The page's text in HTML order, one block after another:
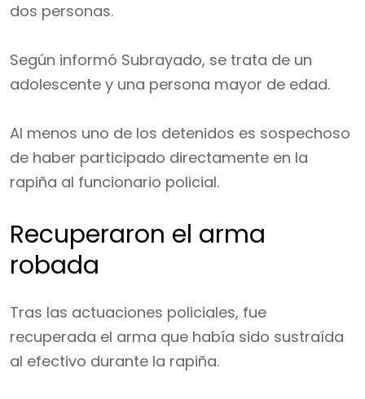
dos personas.
Según informó Subrayado, se trata de un
adolescente y una persona mayor de edad.
Al menos uno de los detenidos es sospechoso
de haber participado directamente en la
rapiña al funcionario policial.
Recuperaron el arma
robada
Tras las actuaciones policiales, fue
recuperada el arma que había sido sustraída
al efectivo durante la rapiña.